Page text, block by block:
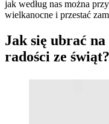
jak według nas można
wielkanocne i przestać
Jak się ubrać
radości ze świąt?